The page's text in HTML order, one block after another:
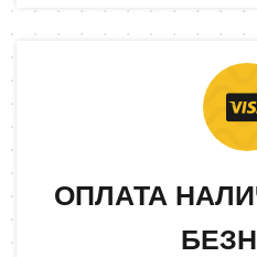
ОПЛАТА